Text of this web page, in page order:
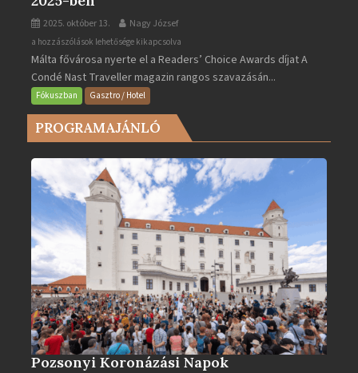
2025. október 13. Nagy József
Valletta
lett
Európa
legjobb
városa
2025-
bejegyzéshez
a hozzászólások lehetősége kikapcsolva
Málta fővárosa nyerte el a Readers’ Choice Awards díjat A
Condé Nast Traveller magazin rangos szavazásán...
Fókuszban Gasztro / Hotel
PROGRAMAJÁNLÓ
Pozsonyi Koronázási Napok